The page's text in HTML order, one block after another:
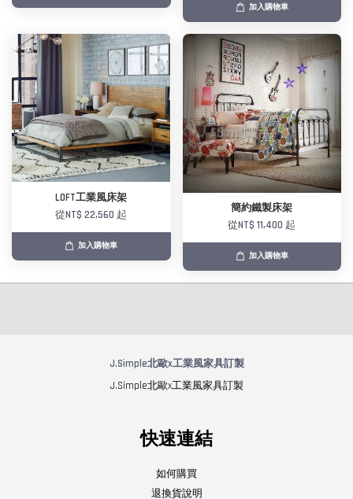
加入購物車
LOFT工業風床架
從NT$ 22,560 起
加入購物車
簡約鐵製床架
從NT$ 11,400 起
加入購物車
J.Simple北歐x工業風家具訂製
J.Simple北歐x工業風家具訂製
快速連結
如何購買
退換貨說明